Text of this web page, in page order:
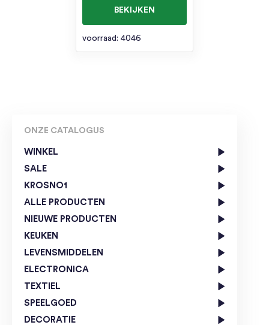
ONZE CATALOGUS
WINKEL
SALE
KROSNO1
ALLE PRODUCTEN
NIEUWE PRODUCTEN
KEUKEN
LEVENSMIDDELEN
ELECTRONICA
TEXTIEL
SPEELGOED
DECORATIE
BEKIJKEN
voorraad: 4046